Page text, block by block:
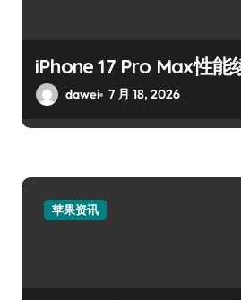
iPhone 17 Pro Max性能
dawei 7 月 18, 2026
苹果资讯